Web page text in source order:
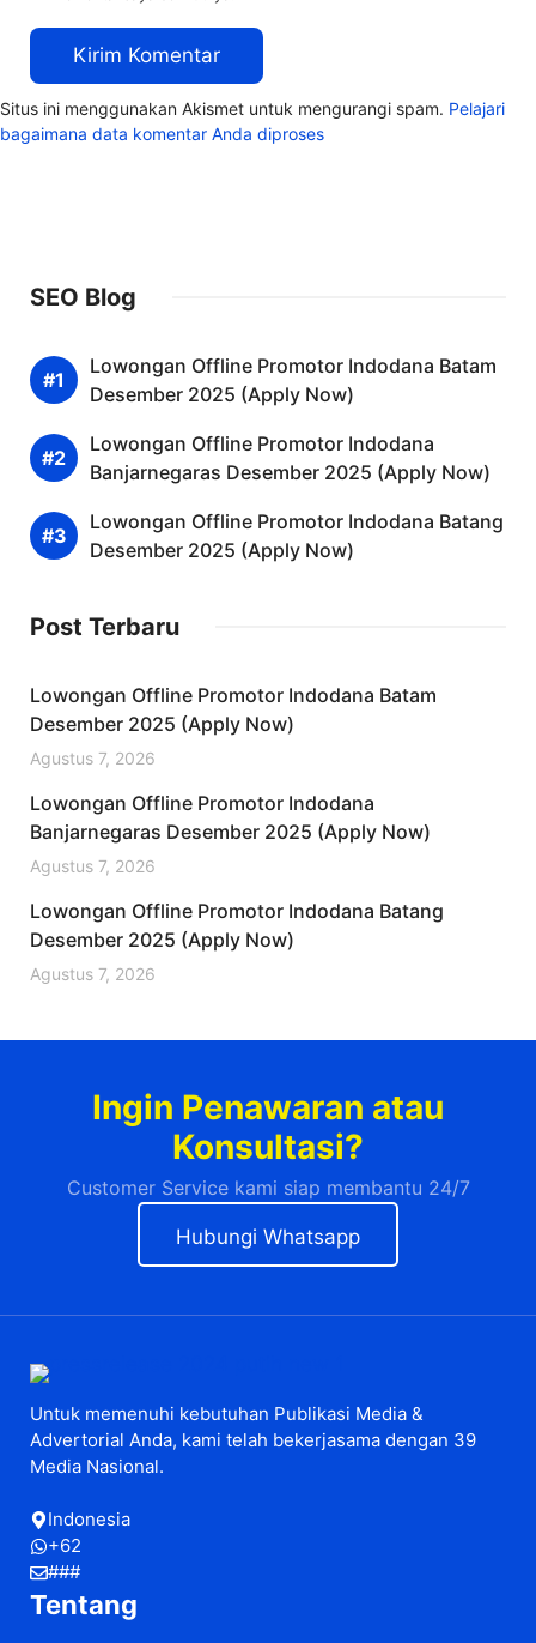
Situs ini menggunakan Akismet untuk mengurangi spam. Pelajari
bagaimana data komentar Anda diproses
SEO Blog
Lowongan Offline Promotor Indodana Batam
Desember 2025 (Apply Now)
Lowongan Offline Promotor Indodana
Banjarnegaras Desember 2025 (Apply Now)
Lowongan Offline Promotor Indodana Batang
Desember 2025 (Apply Now)
Post Terbaru
Lowongan Offline Promotor Indodana Batam
Desember 2025 (Apply Now)
Agustus 7, 2026
Lowongan Offline Promotor Indodana
Banjarnegaras Desember 2025 (Apply Now)
Agustus 7, 2026
Lowongan Offline Promotor Indodana Batang
Desember 2025 (Apply Now)
Agustus 7, 2026
Ingin Penawaran atau
Konsultasi?
Customer Service kami siap membantu 24/7
Hubungi Whatsapp
Untuk memenuhi kebutuhan Publikasi Media &
Advertorial Anda, kami telah bekerjasama dengan 39
Media Nasional.
Indonesia
+62
###
Tentang